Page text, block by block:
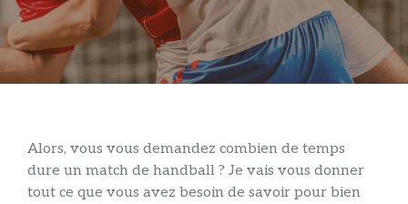
Alors, vous vous demandez combien de temps
dure un match de handball ? Je vais vous donner
tout ce que vous avez besoin de savoir pour bien